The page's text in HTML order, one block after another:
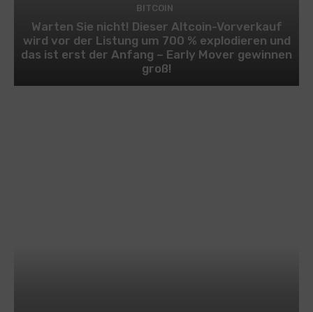
BITCOIN
Warten Sie nicht! Dieser Altcoin-Vorverkauf
wird vor der Listung um 700 % explodieren und
das ist erst der Anfang – Early Mover gewinnen
groß!